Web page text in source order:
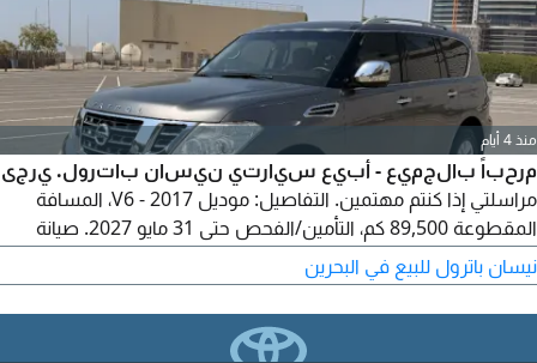
منذ 4 أيام
مرحباً بالجميع - أبيع سيارتي نيسان باترول. يرجى
مراسلتي إذا كنتم مهتمين. التفاصيل: موديل 2017 - V6، المسافة
المقطوعة 89,500 كم، التأمين/الفحص حتى 31 مايو 2027. صيانة
الوكالة وفي حالة ممتازة.
نيسان باترول للبيع في البحرين